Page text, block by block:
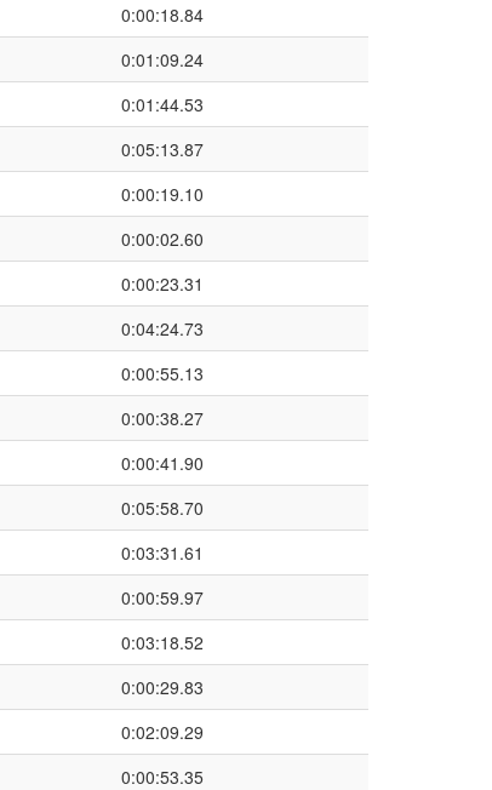
0:00:18.84
0:01:09.24
0:01:44.53
0:05:13.87
0:00:19.10
0:00:02.60
0:00:23.31
0:04:24.73
0:00:55.13
0:00:38.27
0:00:41.90
0:05:58.70
0:03:31.61
0:00:59.97
0:03:18.52
0:00:29.83
0:02:09.29
0:00:53.35